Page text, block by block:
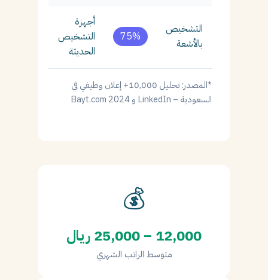
التشخيص
بالأشعة
75%
أجهزة
التشخيص
الحديثة
*المصدر: تحليل 10,000+ إعلان وظيفي في
السعودية – LinkedIn و Bayt.com 2024
💰
12,000 – 25,000 ريال
متوسط الراتب الشهري